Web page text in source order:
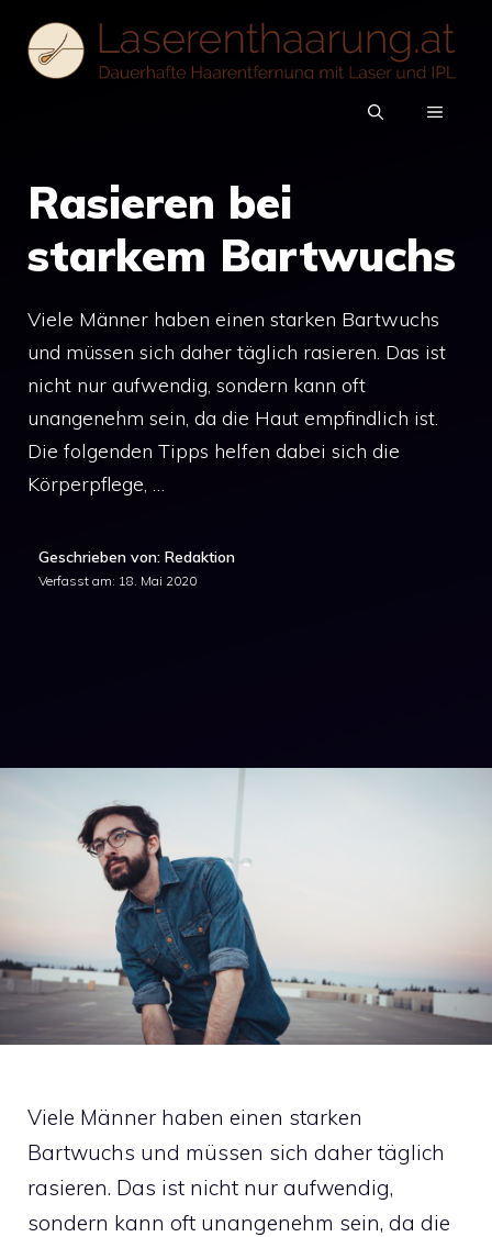
Inhalt
springen
MENÜ
Rasieren bei
starkem Bartwuchs
Viele Männer haben einen starken Bartwuchs
und müssen sich daher täglich rasieren. Das ist
nicht nur aufwendig, sondern kann oft
unangenehm sein, da die Haut empfindlich ist.
Die folgenden Tipps helfen dabei sich die
Körperpflege, …
Geschrieben von: Redaktion
Verfasst am: 18. Mai 2020
Viele Männer haben einen starken
Bartwuchs und müssen sich daher täglich
rasieren. Das ist nicht nur aufwendig,
sondern kann oft unangenehm sein, da die